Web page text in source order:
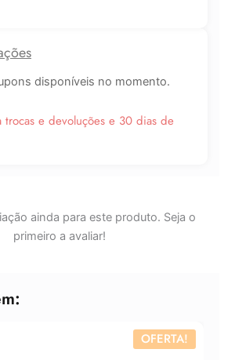
disponíveis no momento.
trocas e devoluções e 30 dias de
ainda para este produto. Seja o
primeiro a avaliar!
OFERTA!